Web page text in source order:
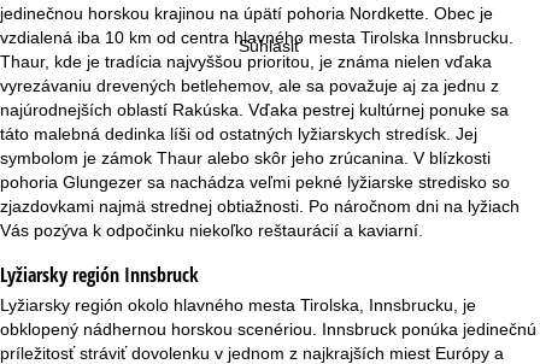
Súhlasiť
t
r
n
k
jedinečnou horskou krajinou na úpätí pohoria Nordkette. Obec je
vzdialená iba 10 km od centra hlavného mesta Tirolska Innsbrucku.
Thaur, kde je tradícia najvyššou prioritou, je známa nielen vďaka
vyrezávaniu drevených betlehemov, ale sa považuje aj za jednu z
najúrodnejších oblastí Rakúska. Vďaka pestrej kultúrnej ponuke sa
táto malebná dedinka líši od ostatných lyžiarskych stredísk. Jej
symbolom je zámok Thaur alebo skôr jeho zrúcanina. V blízkosti
pohoria Glungezer sa nachádza veľmi pekné lyžiarske stredisko so
zjazdovkami najmä strednej obtiažnosti. Po náročnom dni na lyžiach
Vás pozýva k odpočinku niekoľko reštaurácií a kaviarní.
Lyžiarsky región Innsbruck
Lyžiarsky región okolo hlavného mesta Tirolska, Innsbrucku, je
obklopený nádhernou horskou scenériou. Innsbruck ponúka jedinečnú
príležitosť stráviť dovolenku v jednom z najkrajších miest Európy a